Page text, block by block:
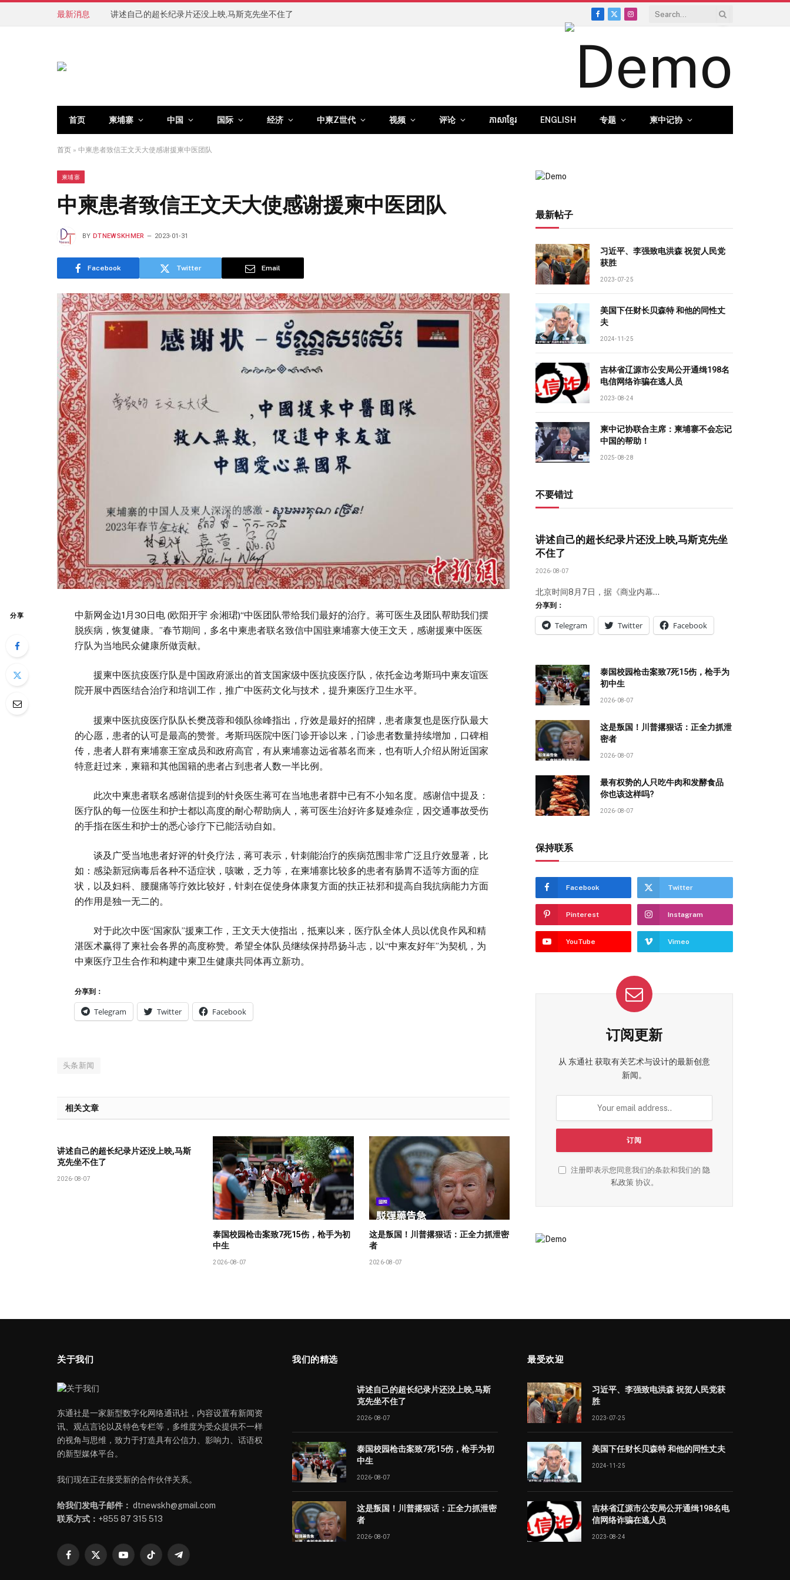
最新消息 讲述自己的超长纪录片还没上映,马斯克先坐不住了
Facebook
X
Instagram
首页 柬埔寨 中国 国际 经济 中柬Z世代 视频 评论 ភាសាខ្មែរ ENGLISH 专题 柬中记协
首页 » 中柬患者致信王文天大使感谢援柬中医团队
柬埔寨
中柬患者致信王文天大使感谢援柬中医团队
BY DTNEWSKHMER 2023-01-31
Facebook Twitter Email
分享
中新网金边1月30日电 (欧阳开宇 余湘珺)“中医团队带给我们最好的治疗。蒋可医生及团队帮助我们摆
脱疾病，恢复健康。”春节期间，多名中柬患者联名致信中国驻柬埔寨大使王文天，感谢援柬中医医
疗队为当地民众健康所做贡献。
援柬中医抗疫医疗队是中国政府派出的首支国家级中医抗疫医疗队，依托金边考斯玛中柬友谊医
院开展中西医结合治疗和培训工作，推广中医药文化与技术，提升柬医疗卫生水平。
援柬中医抗疫医疗队队长樊茂蓉和领队徐峰指出，疗效是最好的招牌，患者康复也是医疗队最大
的心愿，患者的认可是最高的赞誉。考斯玛医院中医门诊开诊以来，门诊患者数量持续增加，口碑相
传，患者人群有柬埔寨王室成员和政府高官，有从柬埔寨边远省慕名而来，也有听人介绍从附近国家
特意赶过来，柬籍和其他国籍的患者占到患者人数一半比例。
此次中柬患者联名感谢信提到的针灸医生蒋可在当地患者群中已有不小知名度。感谢信中提及：
医疗队的每一位医生和护士都以高度的耐心帮助病人，蒋可医生治好许多疑难杂症，因交通事故受伤
的手指在医生和护士的悉心诊疗下已能活动自如。
谈及广受当地患者好评的针灸疗法，蒋可表示，针刺能治疗的疾病范围非常广泛且疗效显著，比
如：感染新冠病毒后各种不适症状，咳嗽，乏力等，在柬埔寨比较多的患者有肠胃不适等方面的症
状，以及妇科、腰腿痛等疗效比较好，针刺在促使身体康复方面的扶正祛邪和提高自我抗病能力方面
的作用是独一无二的。
对于此次中医“国家队”援柬工作，王文天大使指出，抵柬以来，医疗队全体人员以优良作风和精
湛医术赢得了柬社会各界的高度称赞。希望全体队员继续保持昂扬斗志，以“中柬友好年”为契机，为
中柬医疗卫生合作和构建中柬卫生健康共同体再立新功。
分享到：
Telegram Twitter Facebook
头条新闻
相关文章
讲述自己的超长纪录片还没上映,马斯
克先坐不住了
2026-08-07
泰国校园枪击案致7死15伤，枪手为初
中生
2026-08-07
这是叛国！川普撂狠话：正全力抓泄密
者
2026-08-07
最新帖子
习近平、李强致电洪森 祝贺人民党
获胜
2023-07-25
美国下任财长贝森特 和他的同性丈
夫
2024-11-25
吉林省辽源市公安局公开通缉198名
电信网络诈骗在逃人员
2023-08-24
柬中记协联合主席：柬埔寨不会忘记
中国的帮助！
2025-08-28
不要错过
讲述自己的超长纪录片还没上映,马斯克先坐
不住了
2026-08-07
北京时间8月7日，据《商业内幕…
分享到：
Telegram Twitter Facebook
泰国校园枪击案致7死15伤，枪手为
初中生
2026-08-07
这是叛国！川普撂狠话：正全力抓泄
密者
2026-08-07
最有权势的人只吃牛肉和发酵食品
你也该这样吗?
2026-08-07
保持联系
Facebook Twitter
Pinterest Instagram
YouTube Vimeo
订阅更新
从 东通社 获取有关艺术与设计的最新创意
新闻。
注册即表示您同意我们的条款和我们的 隐
私政策协议。
关于我们
东通社是一家新型数字化网络通讯社，内容设置有新闻资
讯、观点言论以及特色专栏等，多维度为受众提供不一样
的视角与思维，致力于打造具有公信力、影响力、话语权
的新型媒体平台。
我们现在正在接受新的合作伙伴关系。
给我们发电子邮件： dtnewskh@gmail.com
联系方式： +855 87 315 513
Facebook
X
YouTubeTikTok Telegram
我们的精选
讲述自己的超长纪录片还没上映,马斯
克先坐不住了
2026-08-07
泰国校园枪击案致7死15伤，枪手为初
中生
2026-08-07
这是叛国！川普撂狠话：正全力抓泄密
者
2026-08-07
最受欢迎
习近平、李强致电洪森 祝贺人民党获
胜
2023-07-25
美国下任财长贝森特 和他的同性丈夫
2024-11-25
吉林省辽源市公安局公开通缉198名电
信网络诈骗在逃人员
2023-08-24